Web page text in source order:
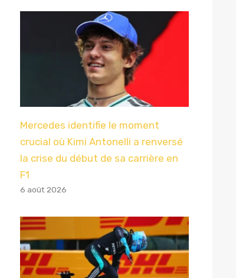
Mercedes identifie le moment
crucial où Kimi Antonelli a renversé
la crise du début de sa carrière en
F1
6 août 2026